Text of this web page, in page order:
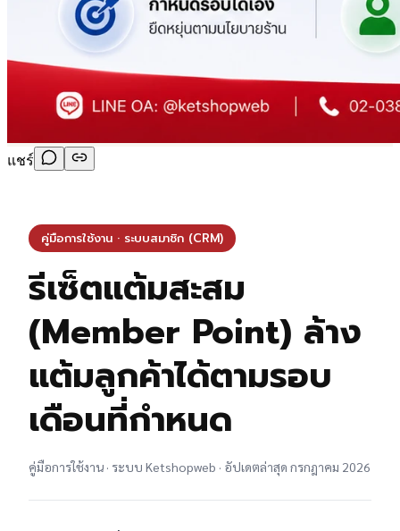
แชร์
คู่มือการใช้งาน · ระบบสมาชิก (CRM)
รีเซ็ตแต้มสะสม
(Member Point) ล้าง
แต้มลูกค้าได้ตามรอบ
เดือนที่กำหนด
คู่มือการใช้งาน · ระบบ Ketshopweb · อัปเดตล่าสุด กรกฎาคม 2026